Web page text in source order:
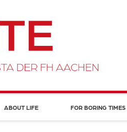
ABOUT LIFE FOR BORING TIMES